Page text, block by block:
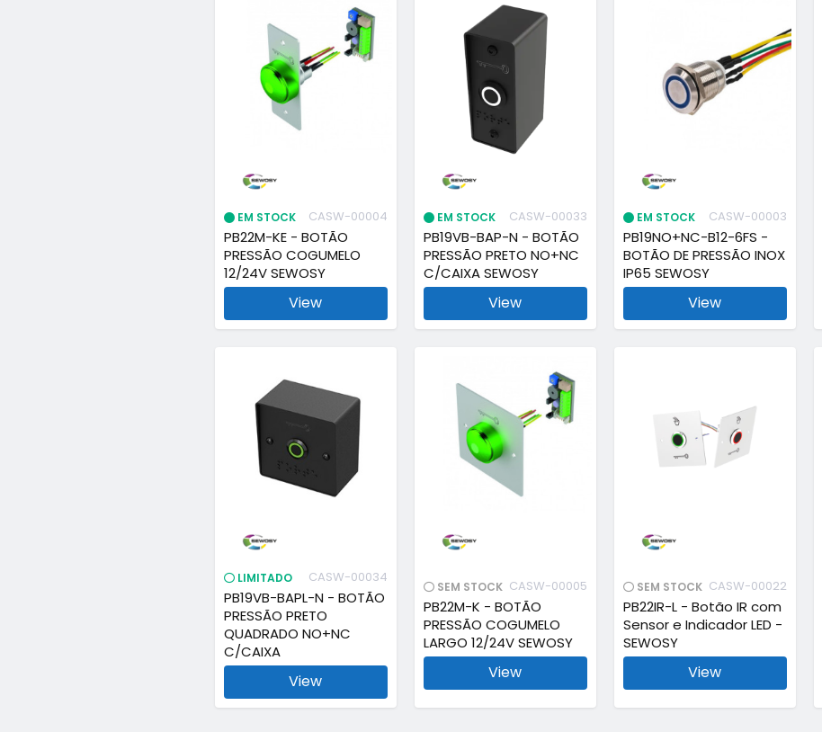
EM STOCK CASW-00004
PB22M-KE - BOTÃO
PRESSÃO COGUMELO
12/24V SEWOSY
View
EM STOCK CASW-00033
PB19VB-BAP-N - BOTÃO
PRESSÃO PRETO NO+NC
C/CAIXA SEWOSY
View
EM STOCK CASW-00003
PB19NO+NC-B12-6FS -
BOTÃO DE PRESSÃO INOX
IP65 SEWOSY
View
LIMITADO CASW-00034
PB19VB-BAPL-N - BOTÃO
PRESSÃO PRETO
QUADRADO NO+NC
C/CAIXA
View
SEM STOCK CASW-00005
PB22M-K - BOTÃO
PRESSÃO COGUMELO
LARGO 12/24V SEWOSY
View
SEM STOCK CASW-00022
PB22IR-L - Botão IR com
Sensor e Indicador LED -
SEWOSY
View